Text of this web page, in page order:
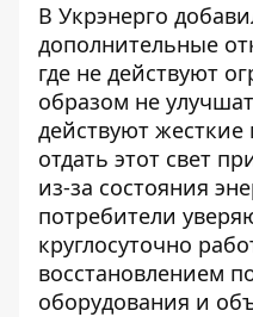
В Укрэнерго
дополнительные
где не действуют
образом не
действуют
отдать этот свет
из-за состояния
потребители
круглосуточно
восстановлением
оборудования и